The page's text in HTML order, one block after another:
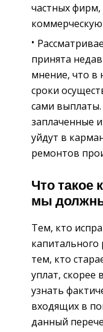
частных
принята
мнение, что в
сроки
сами
заплаченные
уйдут в
ремонтов
Что такое
мы
Тем, кто
тем, кто
уплат, скорее
узнать
входящих в
данный